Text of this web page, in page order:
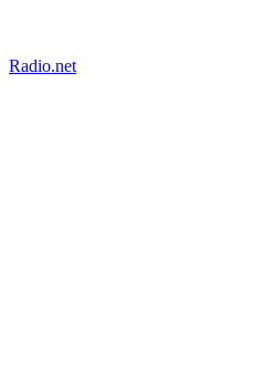
Radio.net